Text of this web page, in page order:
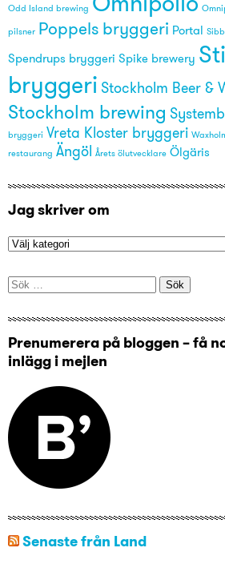
Odd Island brewing
pilsner Poppels bryggeri Portal
Spendrups bryggeri Spike brewery
bryggeri Stockholm Beer &
Stockholm brewing
bryggeri Vreta Kloster bryggeri
restaurang Ängöl Årets ölutvecklare Ölgäris
Jag skriver om
Sök
efter:
Prenumerera på bloggen – få
inlägg i mejlen
Senaste från Land